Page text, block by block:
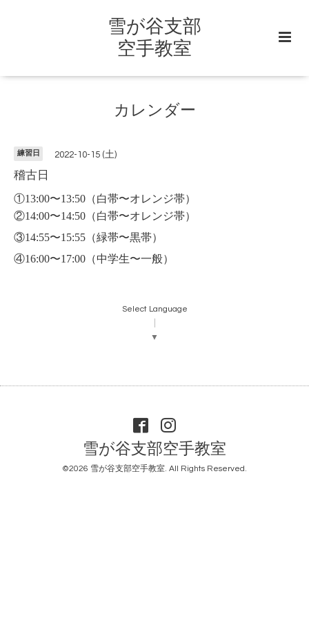
雪が谷支部
空手教室
カレンダー
練習日 2022-10-15 (土)
稽古日
①13:00〜13:50 （白帯〜オレンジ帯）
②14:00〜14:50（白帯〜オレンジ帯）
③14:55〜15:55（緑帯〜黒帯）
④16:00〜17:00（中学生〜一般）
Select Language
▼
雪が谷支部空手教室
©2026 雪が谷支部空手教室. All Rights Reserved.